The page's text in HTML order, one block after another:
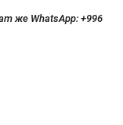
же WhatsApp: +996